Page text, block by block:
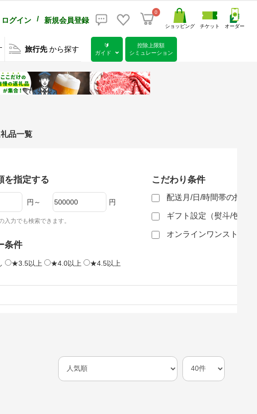
ログイン / 新規会員登録
0
ショッピング チケット オーダー
旅行先 から探す
🔰
ガイド
控除上限額
シミュレーション
品一覧
を指定する
円～ 円
入力でも検索できます。
条件
★3.5以上 ★4.0以上 ★4.5以上
こだわり条件
配送月/日/時間帯の指定
ギフト設定（熨斗/包装
オンラインワンストップ